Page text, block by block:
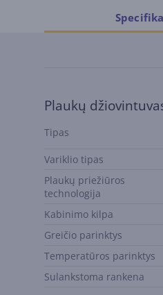
Plaukų
Tipas
Variklio tipas
Plaukų priežiūros
technologija
Kabinimo kilpa
Greičio parinktys
Temperatūros parinktys
Sulankstoma rankena